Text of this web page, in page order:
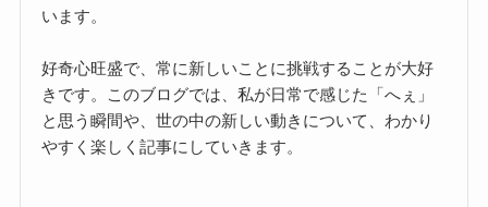
います。
好奇心旺盛で、常に新しいことに挑戦することが大好
きです。このブログでは、私が日常で感じた「へぇ」
と思う瞬間や、世の中の新しい動きについて、わかり
やすく楽しく記事にしていきます。